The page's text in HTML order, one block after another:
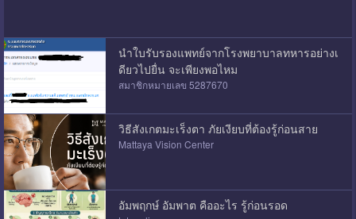
นำใบรับรองแพทย์จากโรงพยาบาลทหารอย่างเ
ดียวไปยื่น จะเพียงพอไหม
สมาชิกหมายเลข 5287670
วิธีสังเกตมะเร็งตา ภัยเงียบที่ต้องรู้ก่อนสาย
Mattaya Vision Center
อัมพฤกษ์ อัมพาต คืออะไร รู้ก่อนรอด